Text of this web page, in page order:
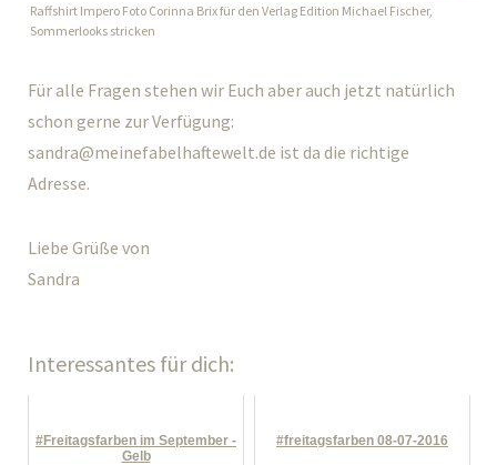
Raffshirt Impero Foto Corinna Brix für den Verlag Edition Michael Fischer,
Sommerlooks stricken
Für alle Fragen stehen wir Euch aber auch jetzt natürlich
schon gerne zur Verfügung:
sandra@meinefabelhaftewelt.de ist da die richtige
Adresse.
Liebe Grüße von
Sandra
Interessantes für dich:
#Freitagsfarben im September -
Gelb
#freitagsfarben 08-07-2016